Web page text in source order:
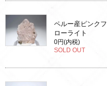
ペルー産ピンクフ
ローライト
0円(内税)
SOLD OUT